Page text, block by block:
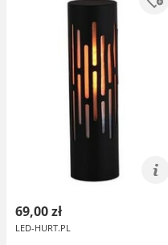
69,00 zł
LED-HURT.PL